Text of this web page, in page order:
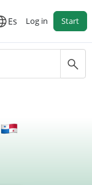
Es Log in Start